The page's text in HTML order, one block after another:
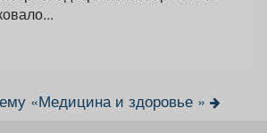
«Медицина и здоровье »